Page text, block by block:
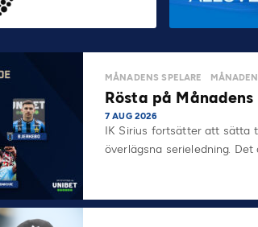
MÅNADENS SPELARE
Rösta på
7 AUG 2026
IK Sirius fortsätter att sätta
överlägsna serieledning.